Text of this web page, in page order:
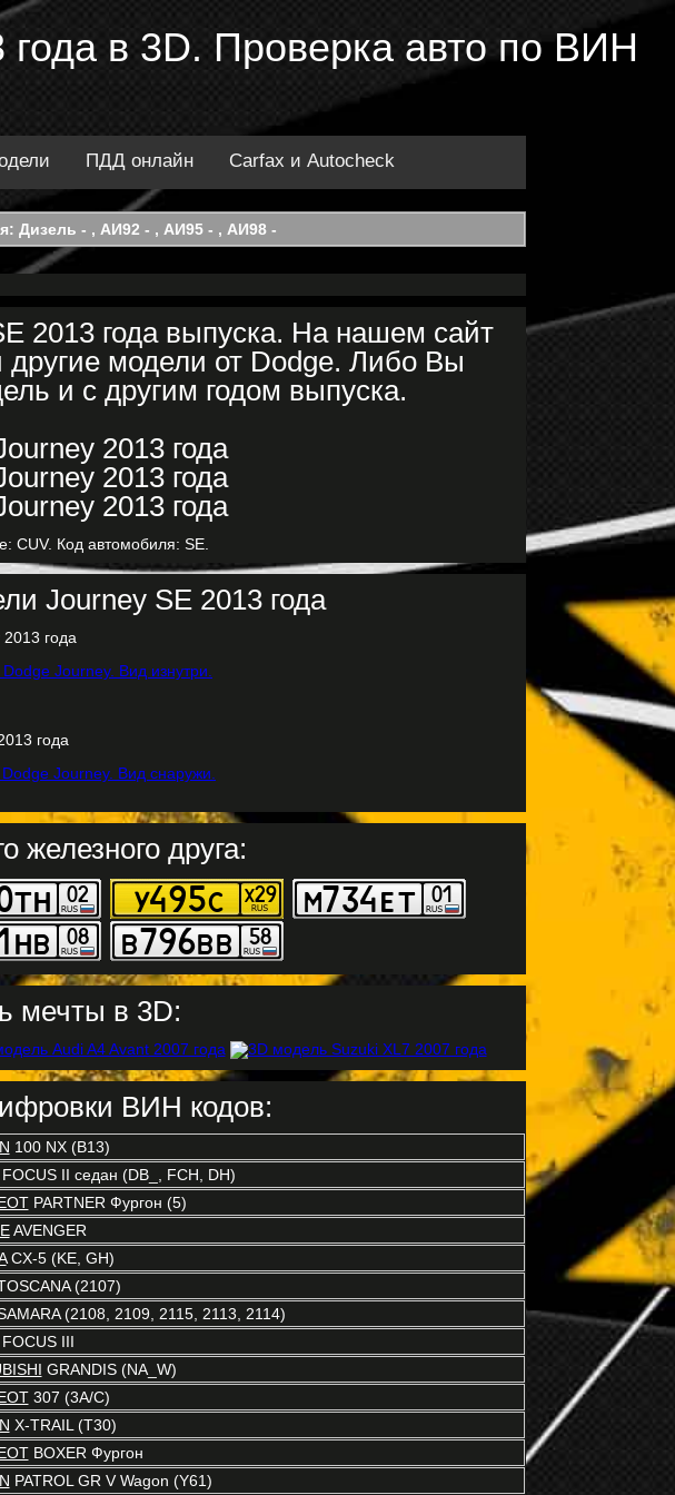
в 3D. Проверка авто по ВИН
ПДД онлайн Carfax и Autocheck
Дизель - , АИ92 - , АИ95 - , АИ98 -
2013 года выпуска. На нашем сайт
модели от Dodge. Либо Вы
и с другим годом выпуска.
CUV. Код автомобиля: SE.
Journey SE 2013 года
года
года
железного друга:
мечты в 3D:
ВИН кодов:
100 NX (B13)
II седан (DB_, FCH, DH)
PARTNER Фургон (5)
AVENGER
CX-5 (KE, GH)
(2107)
(2108, 2109, 2115, 2113, 2114)
III
GRANDIS (NA_W)
307 (3A/C)
X-TRAIL (T30)
BOXER Фургон
PATROL GR V Wagon (Y61)